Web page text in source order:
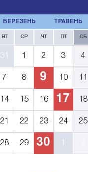
БЕРЕЗЕНЬ ТРАВЕНЬ
ВТ СР ЧТ ПТ СБ
31 1 2 3 4
7 8 9 10 11
14 15 16 17 18
21 22 23 24 25
28 29 30 1